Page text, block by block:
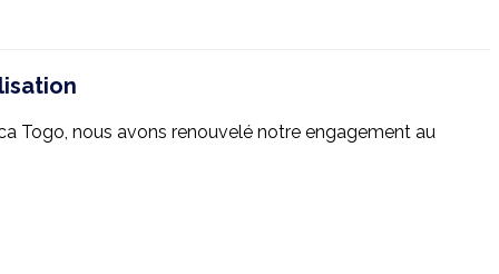
Togo, nous avons renouvelé notre engagement au